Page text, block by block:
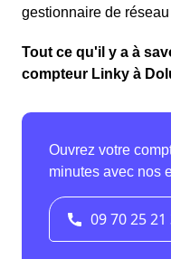
gestionnaire de
Tout ce qu'il y a à
compteur Linky à